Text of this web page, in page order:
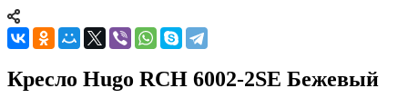
Кресло Hugo RCH 6002-2SE Бежевый